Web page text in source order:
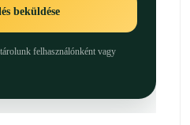
beküldése
felhasználónként vagy